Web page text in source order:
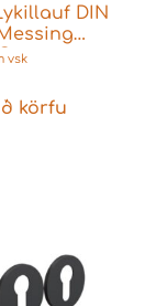
DIN
vsk
körfu